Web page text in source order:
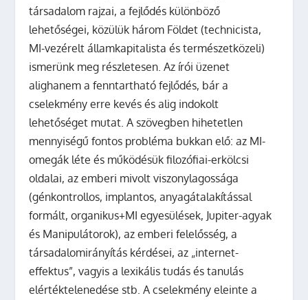
társadalom rajzai, a fejlődés különböző
lehetőségei, közülük három Földet (technicista,
MI-vezérelt államkapitalista és természetközeli)
ismerünk meg részletesen. Az írói üzenet
alighanem a fenntartható fejlődés, bár a
cselekmény erre kevés és alig indokolt
lehetőséget mutat. A szövegben hihetetlen
mennyiségű fontos probléma bukkan elő: az MI-
omegák léte és működésük filozófiai-erkölcsi
oldalai, az emberi mivolt viszonylagossága
(génkontrollos, implantos, anyagátalakítással
formált, organikus+MI egyesülések, Jupiter-agyak
és Manipulátorok), az emberi felelősség, a
társadalomirányítás kérdései, az „internet-
effektus”, vagyis a lexikális tudás és tanulás
elértéktelenedése stb. A cselekmény eleinte a